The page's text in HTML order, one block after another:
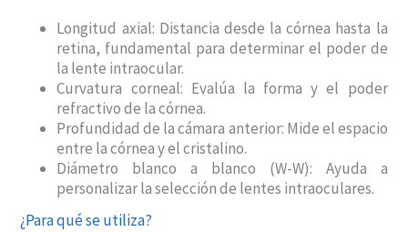
Longitud axial: Distancia desde la córnea hasta la
retina, fundamental para determinar el poder de
la lente intraocular.
Curvatura corneal: Evalúa la forma y el poder
refractivo de la córnea.
Profundidad de la cámara anterior: Mide el espacio
entre la córnea y el cristalino.
Diámetro blanco a blanco (W-W): Ayuda a
personalizar la selección de lentes intraoculares.
¿Para qué se utiliza?